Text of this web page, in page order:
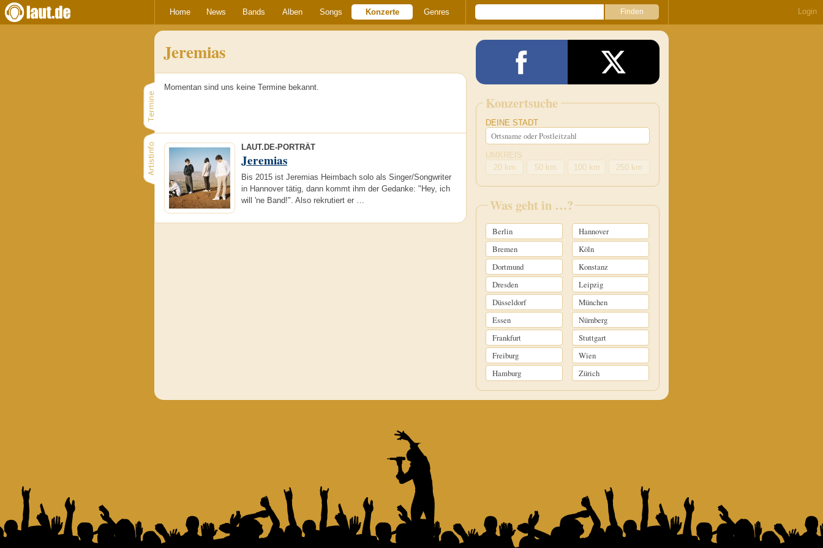
Home News Bands Alben Songs Konzerte Genres Login
Jeremias
Momentan sind uns keine Termine bekannt.
LAUT.DE-PORTRÄT
Jeremias
Bis 2015 ist Jeremias Heimbach solo als Singer/Songwriter
in Hannover tätig, dann kommt ihm der Gedanke: "Hey, ich
will 'ne Band!". Also rekrutiert er …
Konzertsuche
DEINE STADT
UMKREIS
20 km
50 km 100 km 250 km
Was geht in …?
Berlin
Bremen
Dortmund
Dresden
Düsseldorf
Essen
Frankfurt
Freiburg
Hamburg
Hannover
Köln
Konstanz
Leipzig
München
Nürnberg
Stuttgart
Wien
Zürich